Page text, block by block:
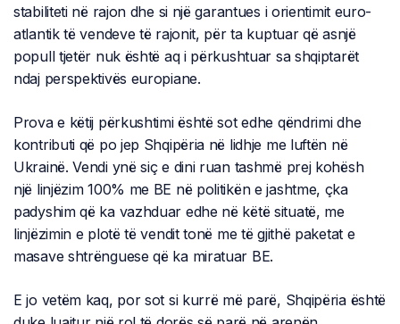
stabiliteti në rajon dhe si një garantues i orientimit euro-
atlantik të vendeve të rajonit, për ta kuptuar që asnjë
popull tjetër nuk është aq i përkushtuar sa shqiptarët
ndaj perspektivës europiane.
Prova e këtij përkushtimi është sot edhe qëndrimi dhe
kontributi që po jep Shqipëria në lidhje me luftën në
Ukrainë. Vendi ynë siç e dini ruan tashmë prej kohësh
një linjëzim 100% me BE në politikën e jashtme, çka
padyshim që ka vazhduar edhe në këtë situatë, me
linjëzimin e plotë të vendit tonë me të gjithë paketat e
masave shtrënguese që ka miratuar BE.
E jo vetëm kaq, por sot si kurrë më parë, Shqipëria është